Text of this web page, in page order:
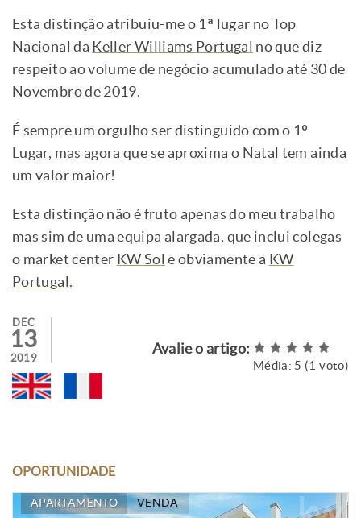
Esta distinção atribuiu-me o 1ª lugar no Top
Nacional da Keller Williams Portugal no que diz
respeito ao volume de negócio acumulado até 30 de
Novembro de 2019.
É sempre um orgulho ser distinguido com o 1º
Lugar, mas agora que se aproxima o Natal tem ainda
um valor maior!
Esta distinção não é fruto apenas do meu trabalho
mas sim de uma equipa alargada, que inclui colegas
o market center KW Sol e obviamente a KW
Portugal.
Avalie o artigo:
Média: 5 (1 voto)
DEC
13
2019
OPORTUNIDADE
APARTAMENTO VENDA